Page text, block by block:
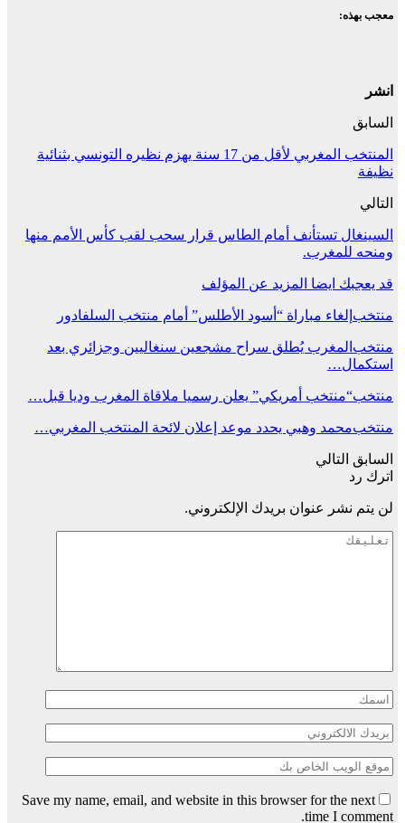
معجب بهذه:
انشر
السابق
المنتخب المغربي لأقل من 17 سنة يهزم نظيره التونسي بثنائية
نظيفة
التالي
السينغال تستأنف أمام الطاس قرار سحب لقب كأس الأمم منها
ومنحه للمغرب.
قد يعجبك ايضا المزيد عن المؤلف
منتخب إلغاء مباراة “أسود الأطلس” أمام منتخب السلفادور
منتخب المغرب يُطلق سراح مشجعين سنغاليين وجزائري بعد
استكمال…
منتخب“منتخب أمريكي” يعلن رسميا ملاقاة المغرب وديا قبل…
منتخبمحمد وهبي يحدد موعد إعلان لائحة المنتخب المغربي…
السابق التالي
اترك رد
لن يتم نشر عنوان بريدك الإلكتروني.
Save my name, email, and website in this browser for the next
time I comment.